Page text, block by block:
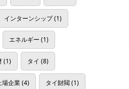
インターンシップ(1)
エネルギー (1)
(1) タイ (8)
企業(4) タイ財閥(1)